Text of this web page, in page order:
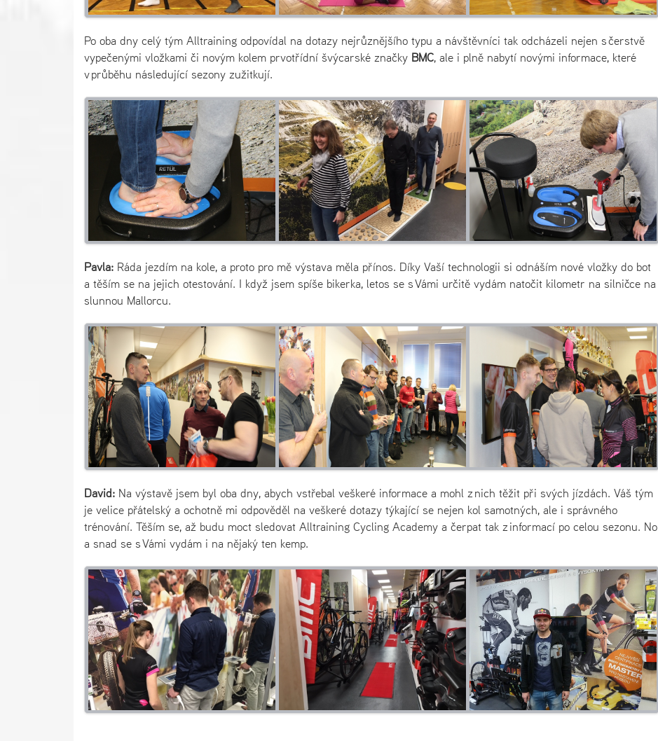
Po oba dny celý tým Alltraining odpovídal na dotazy nejrůznějšího typu a návštěvníci tak odcházeli nejen s čerstvě
vypečenými vložkami či novým kolem prvotřídní švýcarské značkyBMC, ale i plně nabytí novými informace, které
v průběhu následující sezony zužitkují.
Pavla:Ráda jezdím na kole, a proto pro mě výstava měla přínos. Díky Vaší technologii si odnáším nové vložky do bot
a těším se na jejich otestování. I když jsem spíše bikerka, letos se s Vámi určitě vydám natočit kilometr na silničce na
slunnou Mallorcu.
David:Na výstavě jsem byl oba dny, abych vstřebal veškeré informace a mohl z nich těžit při svých jízdách. Váš tým
je velice přátelský a ochotně mi odpověděl na veškeré dotazy týkající se nejen kol samotných, ale i správného
trénování. Těším se, až budu moct sledovat Alltraining Cycling Academy a čerpat tak z informací po celou sezonu. No
a snad se s Vámi vydám i na nějaký ten kemp.